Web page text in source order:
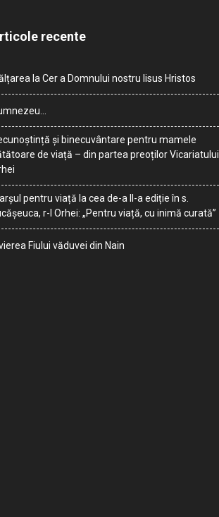
recente
la Cer a Domnului nostru Iisus Hristos
și binecuvântare pentru mamele
de viață – din partea preoților Vicariatului
pentru viață la cea de-a II-a ediție în s.
r-l Orhei: „Pentru viață, cu inimă curată”
Fiului văduvei din Nain